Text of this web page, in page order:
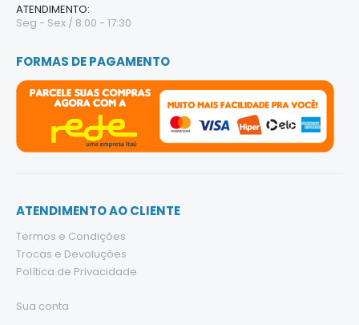
ATENDIMENTO:
Seg - Sex / 8:00 - 17:30
FORMAS DE PAGAMENTO
ATENDIMENTO AO CLIENTE
Termos e Condições
Trocas e Devoluções
Política de Privacidade
Sua conta